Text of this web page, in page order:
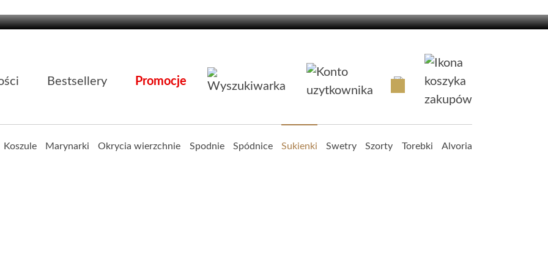
Bestsellery Promocje
Koszule Marynarki Okrycia wierzchnie Spodnie Spódnice Sukienki Swetry Szorty Torebki Alvoria